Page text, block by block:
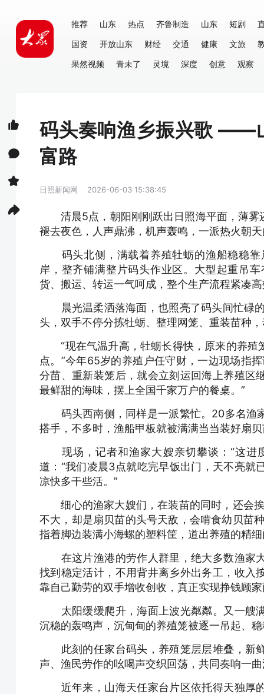
推荐 山东 热点 齐鲁制造 山东 短剧
国资
开放山东 财经 交通 健康 文旅
果然视频
青未了 灵境 深度 创意 观察
码头奏响渔乡振兴歌 ——
富路
日照新闻网 2026-06-03 15:38:45
清晨5点，朝阳刚刚跃出日照海平面，薄
褪去夜色，人声鼎沸，机声轰鸣，一派热火朝
码头北侧，满载着养殖牡蛎的渔船稳稳靠
岸，整齐铺满整片码头作业区。大型起重吊
货、搬运、转运一气呵成，整个生产流程紧凑
晨光温柔洒落海面，也照亮了码头间忙碌
头，双手不停分拣牡蛎、整理网笼、重装苗种
“现在气温升高，牡蛎长得快，原来的养殖
点。”今年65岁的养殖户任守财，一边现场指
分苗、重新装笼后，就会立刻运回海上养殖区
最鲜甜的海味，摆上全国千家万户的餐桌。”
码头西南侧，同样是一派繁忙。20多名渔
搭手，不多时，渔船甲板就被满满当当装好扇
现场，记者和渔家大嫂亲切攀谈：“这进
道：“我们凌晨3点就吃完早饭出门，天不亮就
凉快多干些活。”
细心的渔家大嫂们，在装苗的同时，还会挨
不大，却是扇贝苗的头号天敌，会啃食幼贝苗
指着脚边装满小海螺的塑料筐，道出养殖的精
在这片渔港的劳作人群里，绝大多数渔家
找到稳定活计，不用背井离乡外出务工，收入
靠自己勤劳的双手增收创收，真正实现挣钱顾
太阳缓缓爬升，海面上波光粼粼。又一艘
沉稳的轰鸣声，沉甸甸的养殖笼被逐一吊起、
此刻的任家台码头，养殖笼层层堆叠，新
声、渔民劳作的吆喝声交织回荡，共同奏响一
近年来，山海天任家台片区依托得天独厚